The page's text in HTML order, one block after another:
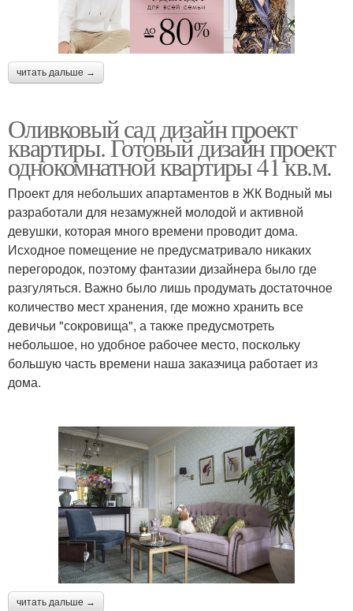
читать дальше →
Оливковый сад дизайн проект
квартиры. Готовый дизайн проект
однокомнатной квартиры 41 кв.м.
Проект для небольших апартаментов в ЖК Водный мы
разработали для незамужней молодой и активной
девушки, которая много времени проводит дома.
Исходное помещение не предусматривало никаких
перегородок, поэтому фантазии дизайнера было где
разгуляться. Важно было лишь продумать достаточное
количество мест хранения, где можно хранить все
девичьи "сокровища", а также предусмотреть
небольшое, но удобное рабочее место, поскольку
большую часть времени наша заказчица работает из
дома.
читать дальше →